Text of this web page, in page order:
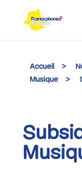
content
Accueil >
Musique
>